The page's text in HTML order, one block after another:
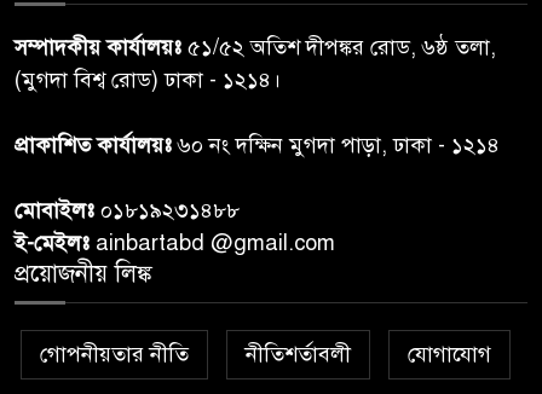
তদন্ত শেষ পর্যায়ে, দ্রুত চার্জশিট
৭
রাতের মধ্যে ঢাকাসহ ১০ অঞ্চলে
ঝড়বৃষ্টির পূর্বাভাস
৮
প্রধানমন্ত্রীর সঙ্গে দেখা করে স্বপ্নপূরণ
উপহার
৯
২০ আগস্ট রাষ্ট্রপতি নির্বাচন,
১০
সম্পাদকীয় কার্যালয়ঃ ৫১/৫২ অতিশ দীপঙ্কর রোড, ৬ষ্ঠ তলা,
(মুগদা বিশ্ব রোড) ঢাকা - ১২১৪।
প্রাকাশিত কার্যালয়ঃ৬০ নং দক্ষিন মুগদা পাড়া, ঢাকা - ১২১৪
মোবাইলঃ ০১৮১৯২৩১৪৮৮
ই-মেইলঃ ainbartabd @gmail.com
প্রয়োজনীয় লিঙ্ক
গোপনীয়তার নীতি নীতিশর্তাবলী যোগাযোগ